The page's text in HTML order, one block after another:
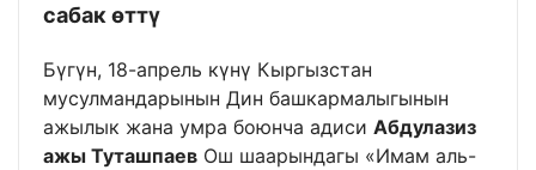
сабак өттү
Бүгүн, 18-апрель күнү Кыргызстан
мусулмандарынын Дин башкармалыгынын
ажылык жана умра боюнча адиси Абдулазиз
ажы Туташпаев Ош шаарындагы «Имам аль-